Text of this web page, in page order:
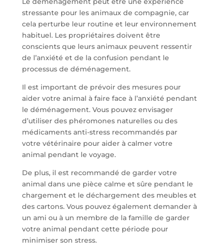
stressante pour les animaux de compagnie, car
cela perturbe leur routine et leur environnement
habituel. Les propriétaires doivent être
conscients que leurs animaux peuvent ressentir
de l’anxiété et de la confusion pendant le
processus de déménagement.
Il est important de prévoir des mesures pour
aider votre animal à faire face à l’anxiété pendant
le déménagement. Vous pouvez envisager
d’utiliser des phéromones naturelles ou des
médicaments anti-stress recommandés par
votre vétérinaire pour aider à calmer votre
animal pendant le voyage.
De plus, il est recommandé de garder votre
animal dans une pièce calme et sûre pendant le
chargement et le déchargement des meubles et
des cartons. Vous pouvez également demander à
un ami ou à un membre de la famille de garder
votre animal pendant cette période pour
minimiser son stress.